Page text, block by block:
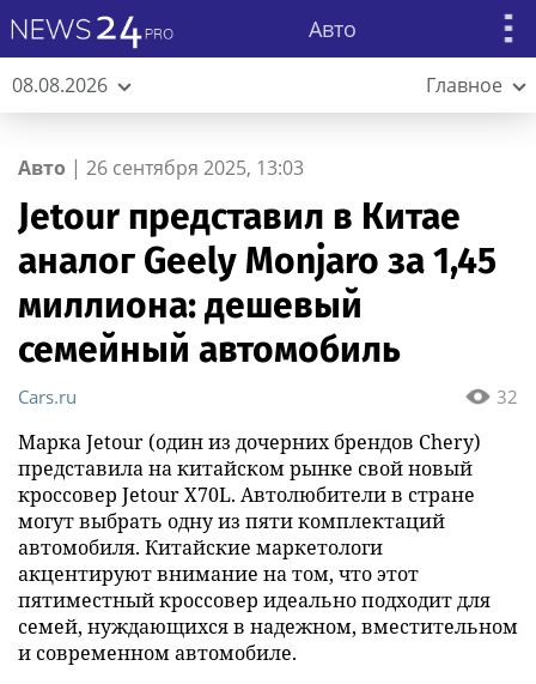
Авто
08.08.2026 Главное
Авто | 26 сентября 2025, 13:03
Jetour представил в Китае
аналог Geely Monjaro за 1,45
миллиона: дешевый
семейный автомобиль
32
Cars.ru
Марка Jetour (один из дочерних брендов Chery)
представила на китайском рынке свой новый
кроссовер Jetour X70L. Автолюбители в стране
могут выбрать одну из пяти комплектаций
автомобиля. Китайские маркетологи
акцентируют внимание на том, что этот
пятиместный кроссовер идеально подходит для
семей, нуждающихся в надежном, вместительном
и современном автомобиле.